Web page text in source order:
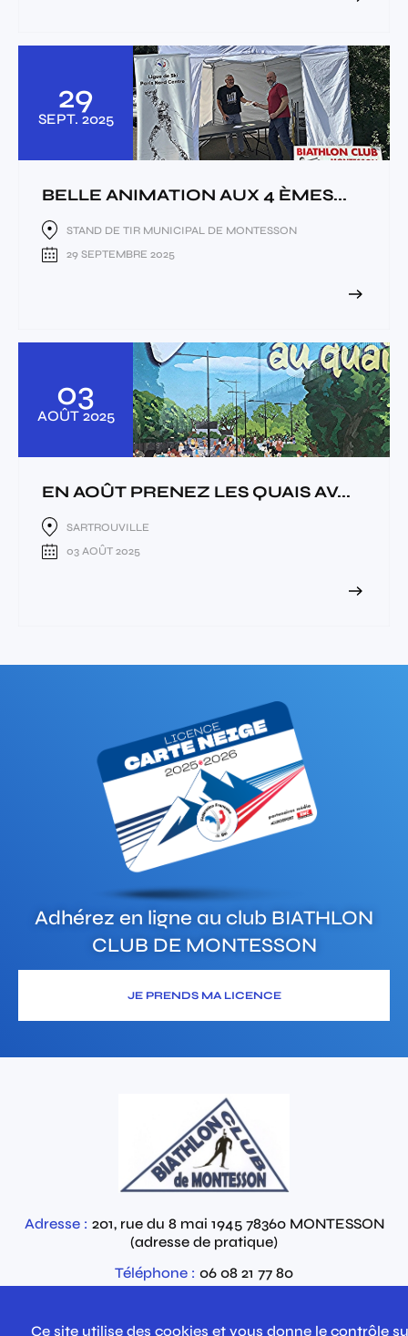
29
SEPT. 2025
BELLE ANIMATION AUX 4 ÈMES...
STAND DE TIR MUNICIPAL DE MONTESSON
29 SEPTEMBRE 2025
03
AOÛT 2025
EN AOÛT PRENEZ LES QUAIS AV...
SARTROUVILLE
03 AOÛT 2025
Adhérez en ligne au club BIATHLON
CLUB DE MONTESSON
JE PRENDS MA LICENCE
Adresse : 201, rue du 8 mai 1945 78360 MONTESSON
(adresse de pratique)
Téléphone : 06 08 21 77 80
Ce site utilise des cookies et vous donne le contrôle